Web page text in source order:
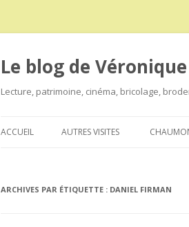
Le blog de
Lecture, patrimoine, cinéma, bricolage,
ACCUEIL AUTRES VISITES
ARCHIVES PAR ÉTIQUETTE : DANIEL FIRMAN